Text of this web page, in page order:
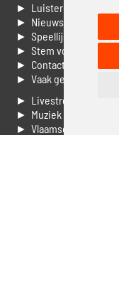
► Luisteren naar
► Nieuws
► Speellijst
► Stem voor de Dag
► Contacteer ons
► Vaak gestelde vragen
► Livestream
► Muziek opzoeken
► Vlaamse 100 Aller